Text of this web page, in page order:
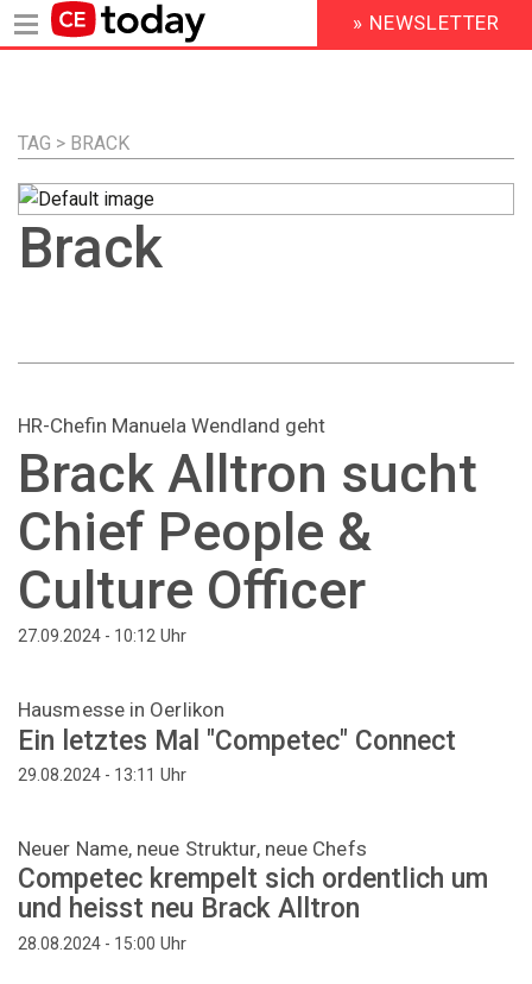
Inhalt
HEADER
MENU
» NEWSLETTER
TAG > BRACK
Brack
HR-Chefin Manuela Wendland geht
Brack Alltron sucht
Chief People &
Culture Officer
27.09.2024 - 10:12 Uhr
Hausmesse in Oerlikon
Ein letztes Mal "Competec" Connect
29.08.2024 - 13:11 Uhr
Neuer Name, neue Struktur, neue Chefs
Competec krempelt sich ordentlich um
und heisst neu Brack Alltron
28.08.2024 - 15:00 Uhr